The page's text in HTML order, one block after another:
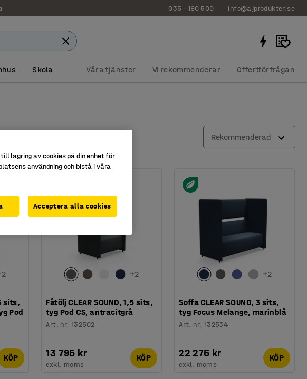
035 - 180 500 info@ajprodukter.se
Skola Våra tjänster Vi rekommenderar Offertförfrågan
Rekommenderad
2
sits,
Pod
KÖP
+2
Fåtölj CLEAR SOUND, 1,5 sits,
tyg Pod CS, antracitgrå
Art. nr:132502
13 795 kr
exkl. moms
KÖP
+2
Soffa CLEAR SOUND, 3 sits,
tyg Focus Melange, marinblå
Art. nr: 132534
22 275 kr
exkl. moms
KÖP
lagring av cookies på din enhet för
användning och bistå i våra
Acceptera alla cookies